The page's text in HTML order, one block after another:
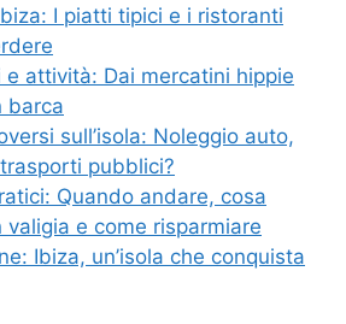
I piatti tipici e i ristoranti
e attività: Dai mercatini hippie
barca
sull’isola: Noleggio auto,
pubblici?
Quando andare, cosa
valigia e come risparmiare
Ibiza, un’isola che conquista